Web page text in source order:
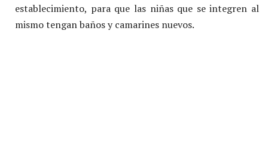
establecimiento, para que las niñas que se integren al
mismo tengan baños y camarines nuevos.